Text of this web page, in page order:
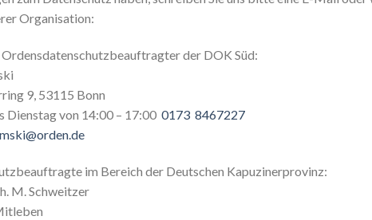
Organisation:
der DOK Süd:
9, 53115 Bonn
Dienstag von 14:00 – 17:00 0173 8467227
im Bereich der Deutschen Kapuzinerprovinz:
M. Schweitzer